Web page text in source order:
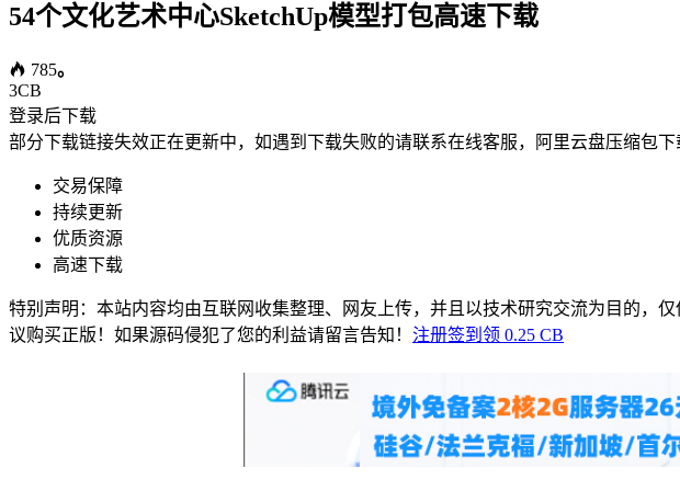
54个文化艺术中心SketchUp模型打包高速下载
785。
3CB
登录后下载
部分下载链接失效正在更新中，如遇到下载失败的请联系在线客服，阿里云盘压缩包
交易保障
持续更新
优质资源
高速下载
特别声明：本站内容均由互联网收集整理、网友上传，并且以技术研究交流为目的，
议购买正版！如果源码侵犯了您的利益请留言告知！ 注册签到领 0.25 CB